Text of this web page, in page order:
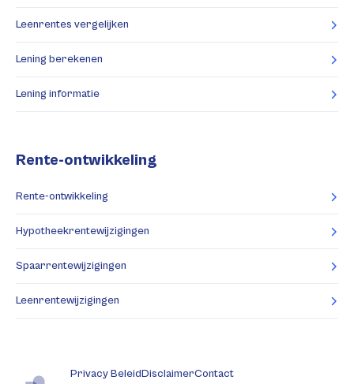
Leenrentes vergelijken
Lening berekenen
Lening informatie
Rente-ontwikkeling
Rente-ontwikkeling
Hypotheekrentewijzigingen
Spaarrentewijzigingen
Leenrentewijzigingen
Privacy BeleidDisclaimerContact